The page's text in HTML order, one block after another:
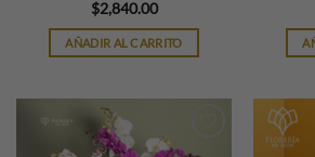
$2,840.00
AÑADIR AL CARRITO